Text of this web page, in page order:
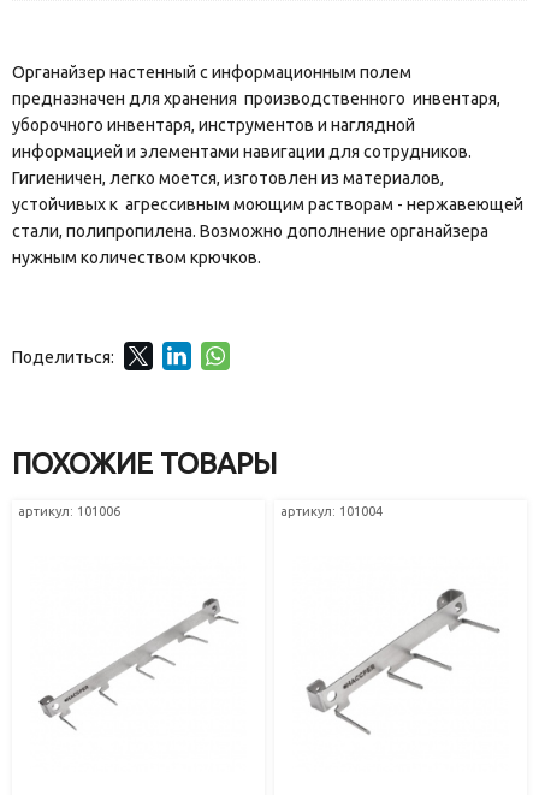
Органайзер настенный c информационным полем
предназначен для хранения производственного инвентаря,
уборочного инвентаря, инструментов и наглядной
информацией и элементами навигации для сотрудников.
Гигиеничен, легко моется, изготовлен из материалов,
устойчивых к агрессивным моющим растворам - нержавеющей
стали, полипропилена. Возможно дополнение органайзера
нужным количеством крючков.
Поделиться:
ПОХОЖИЕ ТОВАРЫ
артикул: 101006 артикул: 101004